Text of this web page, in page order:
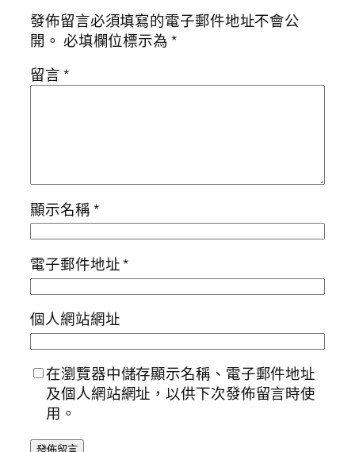
發佈留言必須填寫的電子郵件地址不會公
開。 必填欄位標示為*
留言*
顯示名稱*
電子郵件地址*
個人網站網址
在瀏覽器中儲存顯示名稱、電子郵件地址
及個人網站網址，以供下次發佈留言時使
用。